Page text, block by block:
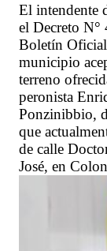
El intendente
el Decreto N°
Boletín Oficial
municipio
terreno
peronista
Ponzinibbio,
que
de calle
José, en